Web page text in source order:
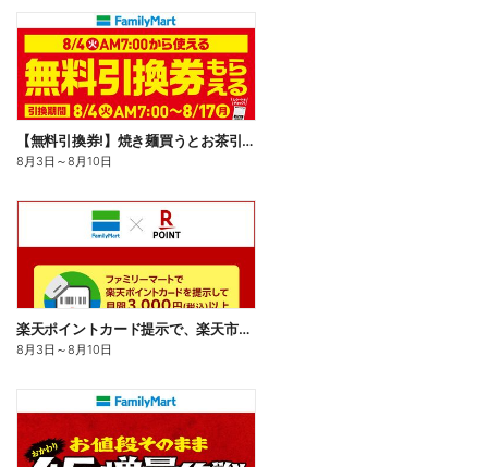
【無料引換券!】焼き麺買うとお茶引換券貰える!
8月3日 ～8月10日
楽天ポイントカード提示で、楽天市場でのお買い物がおトクに!
8月3日 ～8月10日